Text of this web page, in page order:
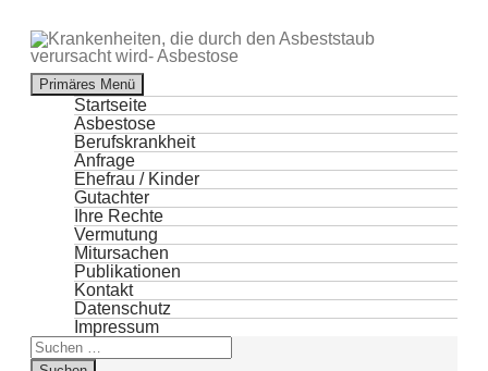
Suchen
Primäres Menü
springen
Startseite
Asbestose
Berufskrankheit
Anfrage
Ehefrau / Kinder
Gutachter
Ihre Rechte
Vermutung
Mitursachen
Publikationen
Kontakt
Datenschutz
Impressum
Suchen
nach: